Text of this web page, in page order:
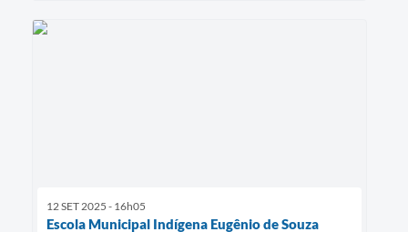
12 SET 2025 - 16h05
Escola Municipal Indígena Eugênio de Souza